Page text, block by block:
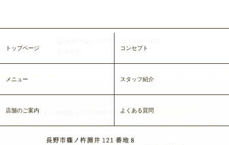
トップページ コンセプト
メニュー スタッフ紹介
店舗のご案内 よくある質問
ホーム>ブログ 7775965843133
7775965843133